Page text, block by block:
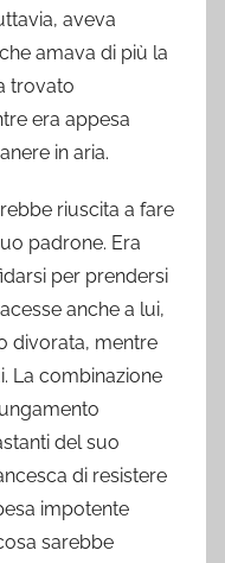
aveva
amava di più la
trovato
era appesa
in aria.
riuscita a fare
padrone. Era
per prendersi
anche a lui,
divorata, mentre
La combinazione
del suo
di resistere
impotente
sarebbe